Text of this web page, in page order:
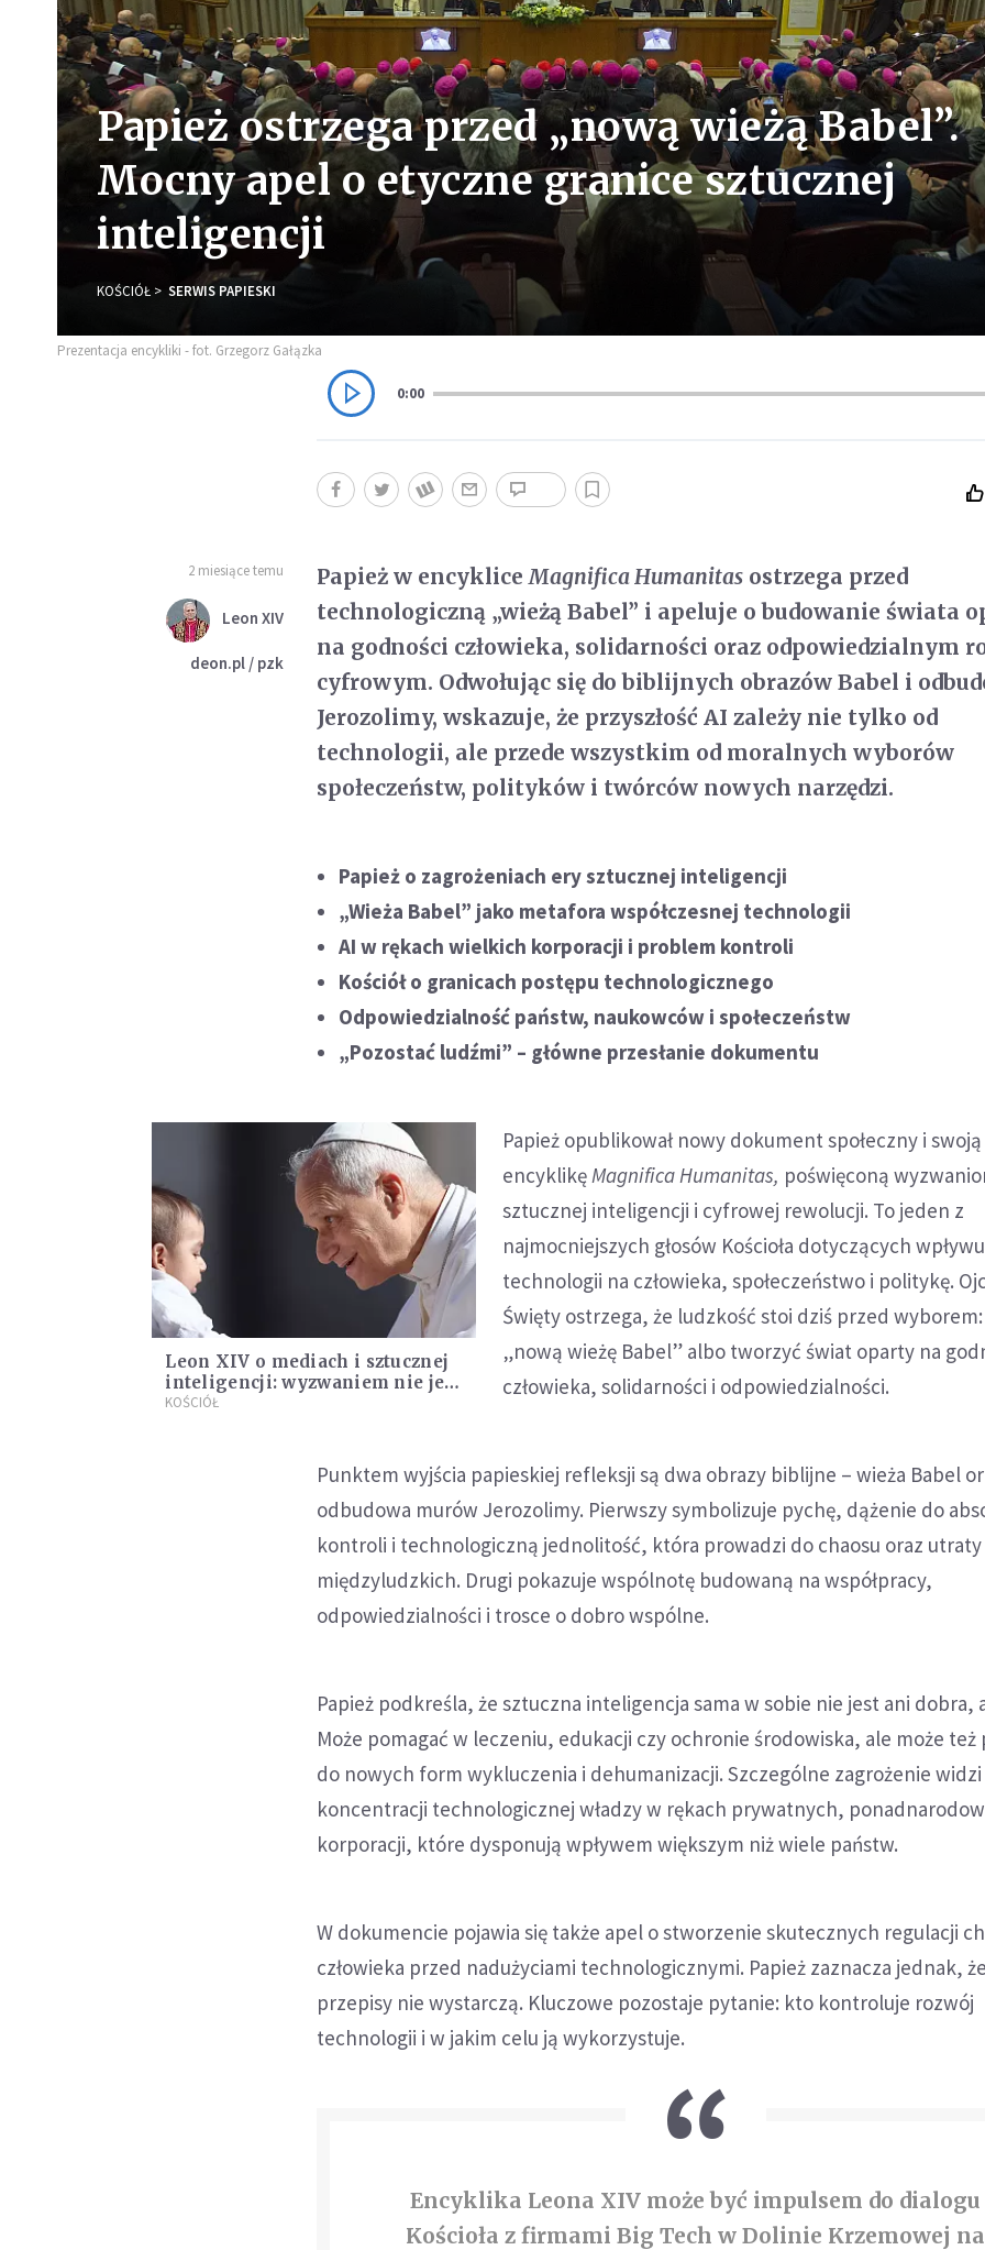
Papież ostrzega przed „nową wieżą Babel”.
Mocny apel o etyczne granice sztucznej
inteligencji
KOŚCIÓŁ SERWIS PAPIESKI
Prezentacja encykliki - fot. Grzegorz Gałązka
0:00
2 miesiące temu
Leon XIV
deon.pl / pzk
Papież w encyklice Magnifica Humanitas ostrzega przed
technologiczną „wieżą Babel” i apeluje o budowanie świata
na godności człowieka, solidarności oraz odpowiedzialnym
cyfrowym. Odwołując się do biblijnych obrazów Babel i
Jerozolimy, wskazuje, że przyszłość AI zależy nie tylko od
technologii, ale przede wszystkim od moralnych wyborów
społeczeństw, polityków i twórców nowych narzędzi.
Papież o zagrożeniach ery sztucznej inteligencji
„Wieża Babel” jako metafora współczesnej technologii
AI w rękach wielkich korporacji i problem kontroli
Kościół o granicach postępu technologicznego
Odpowiedzialność państw, naukowców i społeczeństw
„Pozostać ludźmi” – główne przesłanie dokumentu
Leon XIV o mediach i sztucznej
inteligencji: wyzwaniem nie jest
technologia, lecz człowiek
KOŚCIÓŁ
Papież opublikował nowy dokument społeczny i
encyklikę Magnifica Humanitas, poświęconą
sztucznej inteligencji i cyfrowej rewolucji. To jeden z
najmocniejszych głosów Kościoła dotyczących
technologii na człowieka, społeczeństwo i politykę.
Święty ostrzega, że ludzkość stoi dziś przed
„nową wieżę Babel” albo tworzyć świat oparty na
człowieka, solidarności i odpowiedzialności.
Punktem wyjścia papieskiej refleksji są dwa obrazy biblijne – wieża Babel
odbudowa murów Jerozolimy. Pierwszy symbolizuje pychę, dążenie do
kontroli i technologiczną jednolitość, która prowadzi do chaosu oraz
międzyludzkich. Drugi pokazuje wspólnotę budowaną na współpracy,
odpowiedzialności i trosce o dobro wspólne.
Papież podkreśla, że sztuczna inteligencja sama w sobie nie jest ani dobra,
Może pomagać w leczeniu, edukacji czy ochronie środowiska, ale może
do nowych form wykluczenia i dehumanizacji. Szczególne zagrożenie
koncentracji technologicznej władzy w rękach prywatnych,
korporacji, które dysponują wpływem większym niż wiele państw.
W dokumencie pojawia się także apel o stworzenie skutecznych regulacji
człowieka przed nadużyciami technologicznymi. Papież zaznacza jednak,
przepisy nie wystarczą. Kluczowe pozostaje pytanie: kto kontroluje rozwój
technologii i w jakim celu ją wykorzystuje.
Encyklika Leona XIV może być impulsem do dialogu
Kościoła z firmami Big Tech w Dolinie Krzemowej na